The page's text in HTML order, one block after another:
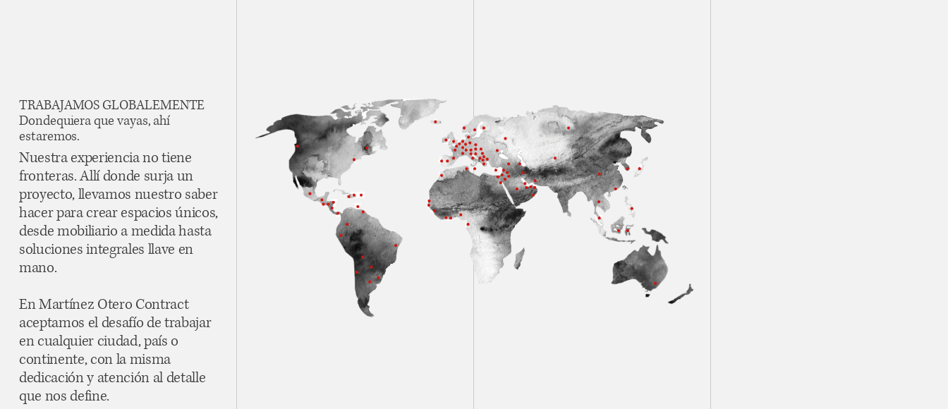
TRABAJAMOS GLOBALEMENTE
Dondequiera que vayas, ahí
estaremos.
Nuestra experiencia no tiene
fronteras. Allí donde surja un
proyecto, llevamos nuestro saber
hacer para crear espacios únicos,
desde mobiliario a medida hasta
soluciones integrales llave en
mano.
En Martínez Otero Contract
aceptamos el desafío de trabajar
en cualquier ciudad, país o
continente, con la misma
dedicación y atención al detalle
que nos define.